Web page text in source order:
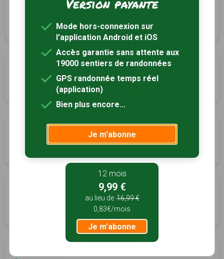
Circuit des étangs Neufs
10 km Tracé GPS
Aux portes de la Touraine
Obterre, Indre (36)
13 km Tracé GPS
Une église romane entre Boischaut et Brenne
3h20
La héronnière de Brenne
Tracé GPS
Version payante
Mode hors-connexion sur
l'application Android et iOS
Accès garantie sans attente aux
19000 sentiers de randonnées
GPS randonnée temps réel
(application)
Bien plus encore...
Je m'abonne
12 mois
9,99 €
au lieu de 16,99 €
0,83€/mois
Je m'abonne